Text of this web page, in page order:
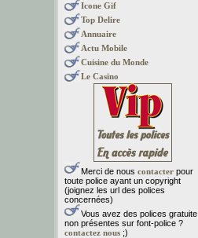
Icone Gif
Top Delire
Annuaire
Actu Mobile
Cuisine du Monde
Le Casino
Merci de nous contacterpour
toute police ayant un copyright
(joignez les url des polices
concernées)
Vous avez des polices gratuite
non présentes sur font-police ?
contactez nous;)